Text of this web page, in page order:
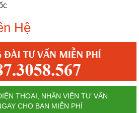
Hệ
THOẠI, NHÂN VIÊN TƯ VẤN
CHO BẠN MIỄN PHÍ